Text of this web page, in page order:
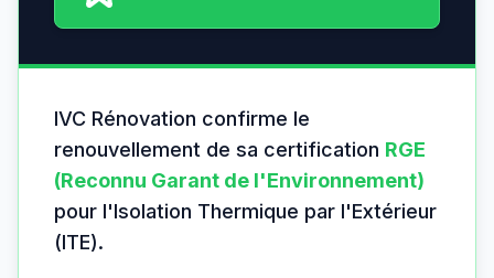
IVC Rénovation confirme le
renouvellement de sa certification RGE
(Reconnu Garant de l'Environnement)
pour l'Isolation Thermique par l'Extérieur
(ITE).